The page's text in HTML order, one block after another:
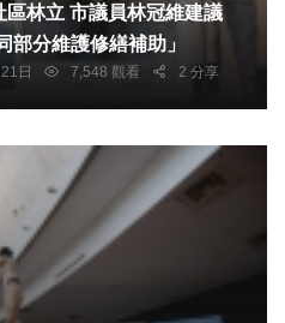
冠維建議
部分維護修繕補助」
日 7,548 觀看 2 分享